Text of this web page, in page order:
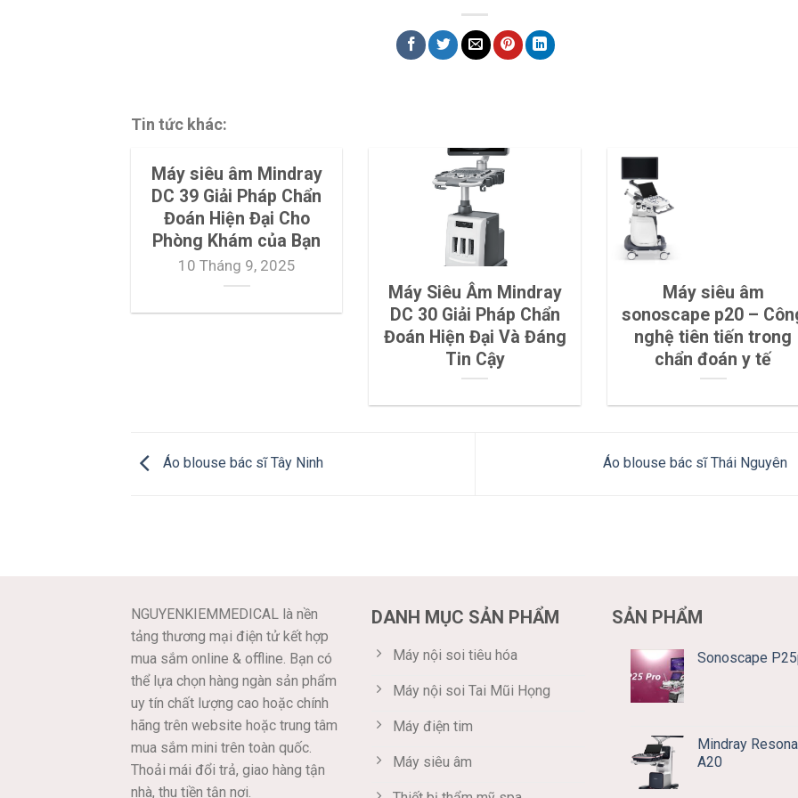
Tin tức khác:
Máy siêu âm Mindray
DC 39 Giải Pháp Chẩn
Đoán Hiện Đại Cho
Phòng Khám của Bạn
10 Tháng 9, 2025
Máy Siêu Âm Mindray
DC 30 Giải Pháp Chẩn
Đoán Hiện Đại Và Đáng
Tin Cậy
Máy siêu âm
sonoscape p20 –
nghệ tiên tiến trong
chẩn đoán y tế
Áo blouse bác sĩ Tây Ninh Áo blouse bác sĩ Thái Nguyên
NGUYENKIEMMEDICAL là nền
tảng thương mại điện tử kết hợp
mua sắm online & offline. Bạn có
thể lựa chọn hàng ngàn sản phẩm
uy tín chất lượng cao hoặc chính
hãng trên website hoặc trung tâm
mua sắm mini trên toàn quốc.
Thoải mái đổi trả, giao hàng tận
nhà, thu tiền tận nơi.
DANH MỤC SẢN PHẨM
Máy nội soi tiêu hóa
Máy nội soi Tai Mũi Họng
Máy điện tim
Máy siêu âm
SẢN PHẨM
Sonoscape
Mindray Resona
A20